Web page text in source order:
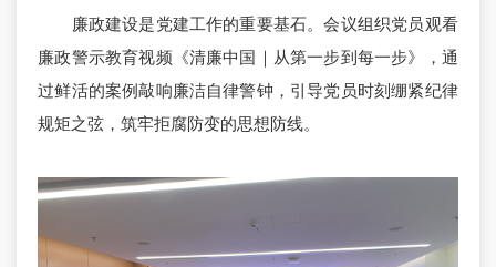
廉政建设是党建工作的重要基石。会议组织党员观看
廉政警示教育视频《清廉中国｜从第一步到每一步》，通
过鲜活的案例敲响廉洁自律警钟，引导党员时刻绷紧纪律
规矩之弦，筑牢拒腐防变的思想防线。